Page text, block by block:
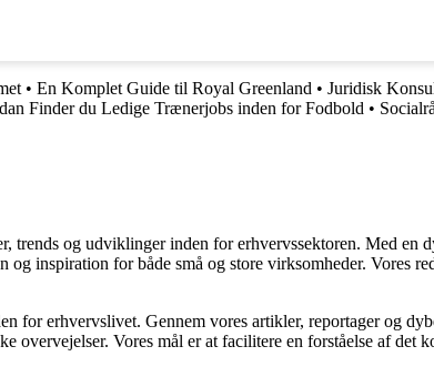
• En Komplet Guide til Royal Greenland • Juridisk
Finder du Ledige Trænerjobs inden for Fodbold •
trends og udviklinger inden for erhvervssektoren. Med en
inspiration for både små og store virksomheder. Vores
for erhvervslivet. Gennem vores artikler, reportager og
Vores mål er at facilitere en forståelse af det